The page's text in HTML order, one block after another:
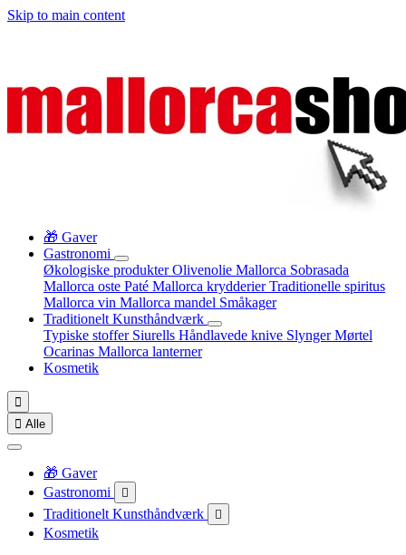
Skip to main content
🎁 Gaver
Gastronomi
Økologiske produkterOlivenolie Mallorca Sobrasada
Mallorca oste Paté Mallorca krydderierTraditionelle spiritus
Mallorca vin Mallorca mandel Småkager
Traditionelt Kunsthåndværk
Typiske stoffer Siurells Håndlavede knive SlyngerMørtel
Ocarinas Mallorca lanterner
Kosmetik

 Alle
🎁 Gaver
Gastronomi

Traditionelt Kunsthåndværk 
Kosmetik